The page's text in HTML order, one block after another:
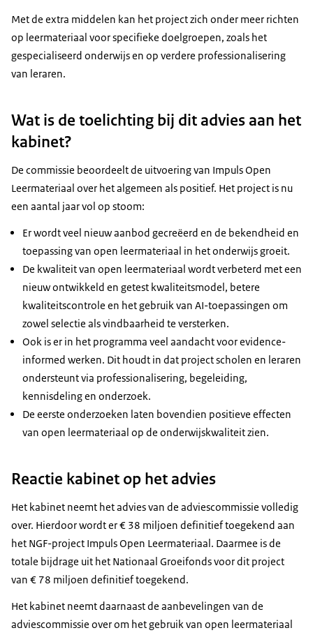
Met de extra middelen kan het project zich onder meer richten
op leermateriaal voor specifieke doelgroepen, zoals het
gespecialiseerd onderwijs en op verdere professionalisering
van leraren.
Wat is de toelichting bij dit advies aan het
kabinet?
De commissie beoordeelt de uitvoering van Impuls Open
Leermateriaal over het algemeen als positief. Het project is nu
een aantal jaar vol op stoom:
Er wordt veel nieuw aanbod gecreëerd en de bekendheid en
toepassing van open leermateriaal in het onderwijs groeit.
De kwaliteit van open leermateriaal wordt verbeterd met een
nieuw ontwikkeld en getest kwaliteitsmodel, betere
kwaliteitscontrole en het gebruik van AI-toepassingen om
zowel selectie als vindbaarheid te versterken.
Ook is er in het programma veel aandacht voor evidence-
informed werken. Dit houdt in dat project scholen en leraren
ondersteunt via professionalisering, begeleiding,
kennisdeling en onderzoek.
De eerste onderzoeken laten bovendien positieve effecten
van open leermateriaal op de onderwijskwaliteit zien.
Reactie kabinet op het advies
Het kabinet neemt het advies van de adviescommissie volledig
over. Hierdoor wordt er € 38 miljoen definitief toegekend aan
het NGF-project Impuls Open Leermateriaal. Daarmee is de
totale bijdrage uit het Nationaal Groeifonds voor dit project
van € 78 miljoen definitief toegekend.
Het kabinet neemt daarnaast de aanbevelingen van de
adviescommissie over om het gebruik van open leermateriaal